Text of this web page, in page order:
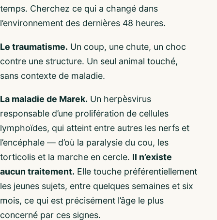
temps. Cherchez ce qui a changé dans
l’environnement des dernières 48 heures.
Le traumatisme. Un coup, une chute, un choc
contre une structure. Un seul animal touché,
sans contexte de maladie.
La maladie de Marek. Un herpèsvirus
responsable d’une prolifération de cellules
lymphoïdes, qui atteint entre autres les nerfs et
l’encéphale — d’où la paralysie du cou, les
torticolis et la marche en cercle. Il n’existe
aucun traitement. Elle touche préférentiellement
les jeunes sujets, entre quelques semaines et six
mois, ce qui est précisément l’âge le plus
concerné par ces signes.